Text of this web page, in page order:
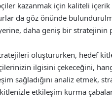
kazanmak için kaliteli
da göz önünde
daha geniş bir stratejinin
oluştururken, hedef
ilgisini çekeceğini,
sağladığını analiz etmek,
etkileşim kurma